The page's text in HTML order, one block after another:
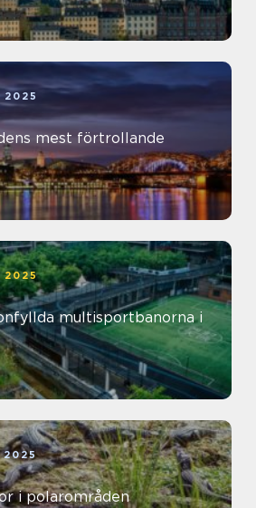
mest förtrollande
2025
multisportbanorna i
2025
i polarområden